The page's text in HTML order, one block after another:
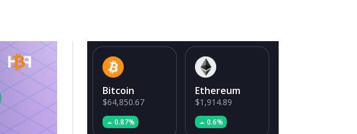
Bitcoin
$64,850.67
0.87%
Ethereum
$1,914.89
0.6%